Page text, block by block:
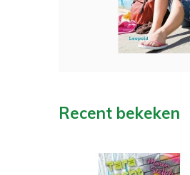
Recent bekeken